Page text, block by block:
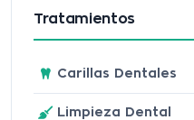
Tratamientos
Carillas Dentales
Limpieza Dental